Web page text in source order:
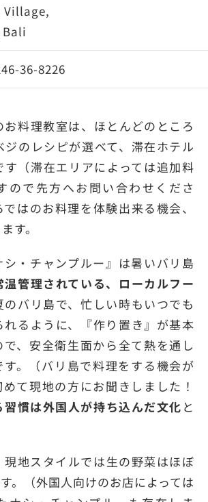
Village,
36-8226
お料理教室は、ほとんどのところ
のレシピが選べて、滞在ホテル
（滞在エリアによっては追加料
ので先方へお問い合わせくださ
はのお料理を体験出来る機会、
す。
・チャンプルー』は暑いバリ島
温管理されている、ローカルフー
バリ島で、忙しい時もいつでも
れるように、『作り置き』が基本
で、安全衛生面から全て熱を通し
。（バリ島で料理をする機会が
て現地の方にお聞きしました！
慣は外国人が持ち込んだ文化 と
現地スタイルでは生の野菜はほぼ
。（外国人向けのお店によっては